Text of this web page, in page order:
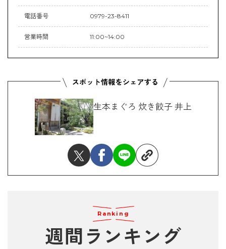
電話番号 0979-23-8411
営業時間 11:00~14:00
生本まぐろ 炊き餃子 井上
Ranking
週間ランキング